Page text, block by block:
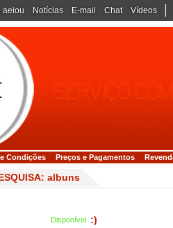
aeiou Notícias E-mail Chat Vídeos
Condições Preços e Pagamentos
albuns
Disponível :)